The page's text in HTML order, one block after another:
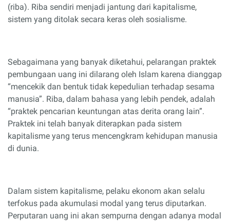
(riba). Riba sendiri menjadi jantung dari kapitalisme,
sistem yang ditolak secara keras oleh sosialisme.
Sebagaimana yang banyak diketahui, pelarangan praktek
pembungaan uang ini dilarang oleh Islam karena dianggap
“mencekik dan bentuk tidak kepedulian terhadap sesama
manusia”. Riba, dalam bahasa yang lebih pendek, adalah
“praktek pencarian keuntungan atas derita orang lain”.
Praktek ini telah banyak diterapkan pada sistem
kapitalisme yang terus mencengkram kehidupan manusia
di dunia.
Dalam sistem kapitalisme, pelaku ekonom akan selalu
terfokus pada akumulasi modal yang terus diputarkan.
Perputaran uang ini akan sempurna dengan adanya modal